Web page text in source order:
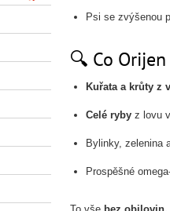
Psi se zvýšenou
🔍 Co
Kuřata a krůty z
Celé ryby z lovu
Bylinky, zelenina
Prospěšné